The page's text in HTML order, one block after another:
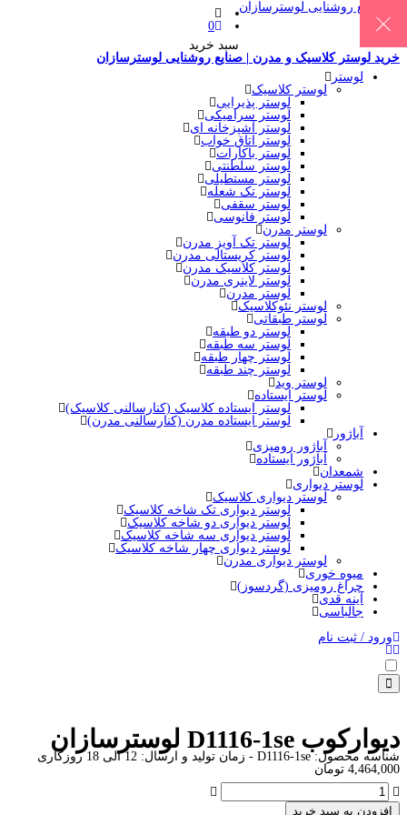
0
سبد خرید
خرید لوستر کلاسیک و مدرن | صنایع روشنایی لوسترسازان
لوستر
لوستر کلاسیک
لوستر پذیرایی
لوستر سرامیکی
لوستر آشپزخانه ای
لوستر اتاق خواب
لوستر باکارات
لوستر سلطنتی
لوستر مستطیلی
لوستر تک شعله
لوستر سقفی
لوستر فانوسی
لوستر مدرن
لوستر تک آویز مدرن
لوستر کریستالی مدرن
لوستر کلاسیک مدرن
لوستر لاینری مدرن
لوستر مدرن
لوستر نئوکلاسیک
لوستر طبقاتی
لوستر دو طبقه
لوستر سه طبقه
لوستر چهار طبقه
لوستر چند طبقه
لوستر وید
لوستر ایستاده
لوستر ایستاده کلاسیک (کنارسالنی کلاسیک)
لوستر ایستاده مدرن (کنارسالنی مدرن)
آباژور
آباژور رومیزی
آباژور ایستاده
شمعدان
لوستر دیواری
لوستر دیواری کلاسیک
لوستر دیواری تک شاخه کلاسیک
لوستر دیواری دو شاخه کلاسیک
لوستر دیواری سه شاخه کلاسیک
لوستر دیواری چهار شاخه کلاسیک
لوستر دیواری مدرن
میوه خوری
چراغ رومیزی (گردسوز)
آینه قدی
جالباسی
ورود / ثبت نام
دیوارکوب D1116-1se لوسترسازان
شناسه محصول:D1116-1se - زمان تولید و ارسال: 12 الی 18 روزکاری
4,464,000 تومان
افزودن به سبد خرید